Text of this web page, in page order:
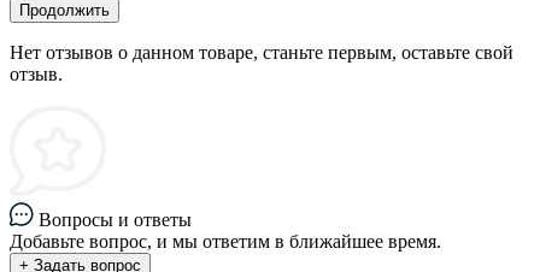
Продолжить
Нет отзывов о данном товаре, станьте первым, оставьте свой
отзыв.
Вопросы и ответы
Добавьте вопрос, и мы ответим в ближайшее время.
+ Задать вопрос